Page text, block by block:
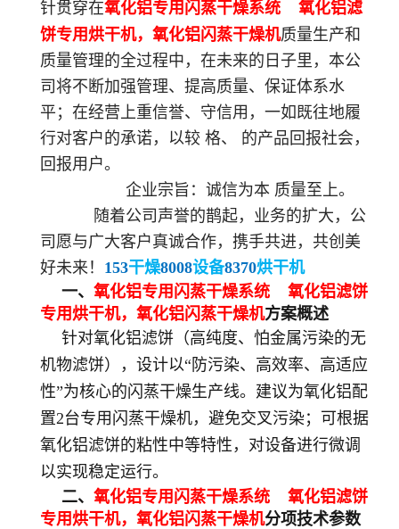
针贯穿在氧化铝专用闪蒸干燥系统 氧化铝滤
饼专用烘干机， 氧化铝闪蒸干燥机质量生产和
质量管理的全过程中，在未来的日子里，本公
司将不断加强管理、提高质量、保证体系水
平；在经营上重信誉、守信用，一如既往地履
行对客户的承诺，以较 格、 的产品回报社会，
回报用户。
企业宗旨：诚信为本 质量至上。
随着公司声誉的鹊起，业务的扩大，公
司愿与广大客户真诚合作，携手共进，共创美
好未来！ 153干燥8008设备8370烘干机
一、 氧化铝专用闪蒸干燥系统 氧化铝滤饼
专用烘干机， 氧化铝闪蒸干燥机方案概述
针对氧化铝滤饼（高纯度、怕金属污染的无
机物滤饼），设计以“防污染、高效率、高适应
性”为核心的闪蒸干燥生产线。建议为氧化铝配
置2台专用闪蒸干燥机，避免交叉污染；可根据
氧化铝滤饼的粘性中等特性，对设备进行微调
以实现稳定运行。
二、 氧化铝专用闪蒸干燥系统 氧化铝滤饼
专用烘干机， 氧化铝闪蒸干燥机分项技术参数